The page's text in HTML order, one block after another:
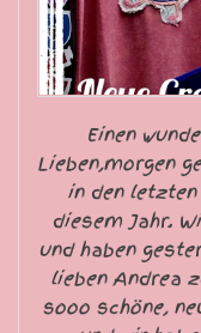
Einen
Lieben,morgen
in den
diesem Jahr.
und haben
lieben Andrea
sooo schöne,